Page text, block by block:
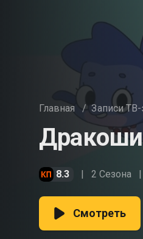
Главная / Записи
8.3 2 Сезона
Смотреть